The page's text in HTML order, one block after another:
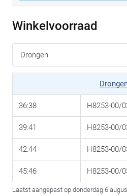
Winkelvoorraad
36:38 H8253-00/
39:41 H8253-00/
42:44 H8253-00/
45:46 H8253-00/
Laatst aangepast op donderdag 6